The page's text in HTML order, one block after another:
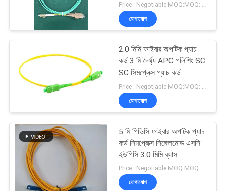
যোগাযোগ
2.0 মিমি ফাইবার অপটিক প্যাচ
কর্ড 3 মি দৈর্ঘ্য APC পলিশিং SC
SC সিমপ্লেক্স প্যাচ কর্ড
যোগাযোগ
5 মি পিভিসি ফাইবার অপটিক প্যাচ
কর্ড সিমপ্লেক্স সিঙ্গেলমোড এসসি
ইউপিসি 3.0 মিমি ব্যাস
Price : Negotiable MOQ:MOQ: 1000PCS
যোগাযোগ